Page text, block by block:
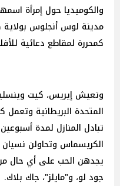
والكوميديا حول إمرأة
مدينة لوس أنجلوس بولاية
كمحررة لمقاطع دعائية
وتعيش إيريس، كيت
المتحدة البريطانية وتعمل
تبادل المنازل لمدة
الكريسماس وتحاولن
يجدهن الحب على أي حال
جود لو، و"مايلز"، جاك بلاك.